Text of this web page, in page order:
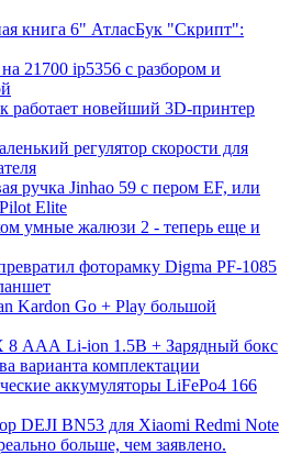
книга 6" АтласБук "Скрипт":
21700 ip5356 c разбором и
работает новейший 3D-принтер
регулятор скорости для
ручка Jinhao 59 с пером EF, или
Elite
умные жалюзи 2 - теперь еще и
фоторамку Digma PF-1085
Kardon Go + Play большой
8 ААА Li-ion 1.5В + Зарядный бокс
варианта комплектации
аккумуляторы LiFePo4 166
DEJI BN53 для Xiaomi Redmi Note
больше, чем заявлено.